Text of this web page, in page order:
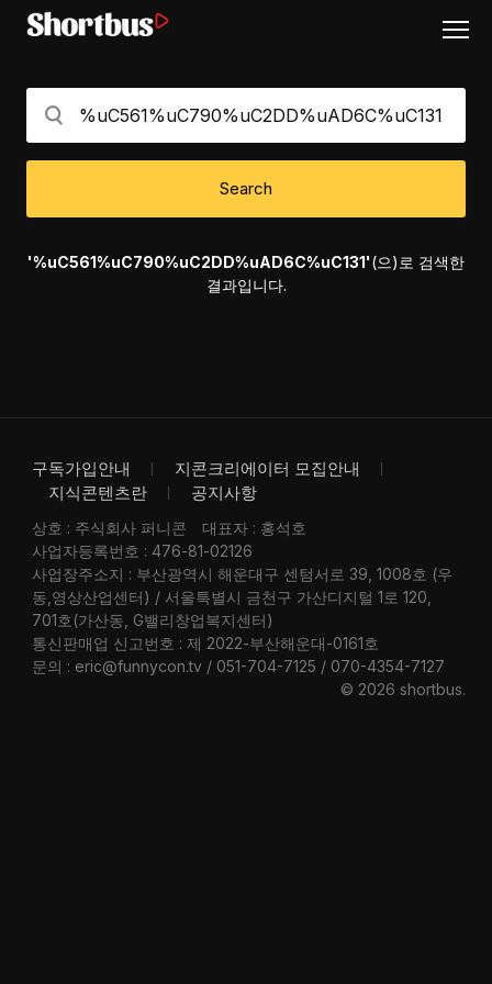
Search
'%uC561%uC790%uC2DD%uAD6C%uC131'(으)로 검색한
결과입니다.
구독가입안내
지콘크리에이터 모집안내
지식콘텐츠란
공지사항
상호 : 주식회사 퍼니콘
대표자 : 홍석호
사업자등록번호 : 476-81-02126
사업장주소지 : 부산광역시 해운대구 센텀서로 39, 1008호 (우
동,영상산업센터) / 서울특별시 금천구 가산디지털 1로 120,
701호(가산동, G밸리창업복지센터)
통신판매업 신고번호 : 제 2022-부산해운대-0161호
문의 : eric@funnycon.tv / 051-704-7125 / 070-4354-7127
© 2026 shortbus.